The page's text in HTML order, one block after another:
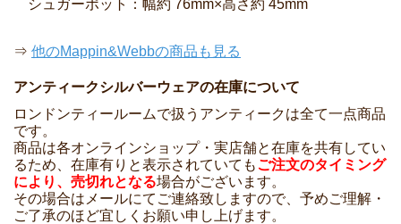
シュガーポット：幅約 76mm×高さ約 45mm
⇒ 他のMappin&Webbの商品も見る
アンティークシルバーウェアの在庫について
ロンドンティールームで扱うアンティークは全て一点商品
です。
商品は各オンラインショップ・実店舗と在庫を共有してい
るため、在庫有りと表示されていてもご注文のタイミング
により、売切れとなる場合がございます。
その場合はメールにてご連絡致しますので、予めご理解・
ご了承のほど宜しくお願い申し上げます。